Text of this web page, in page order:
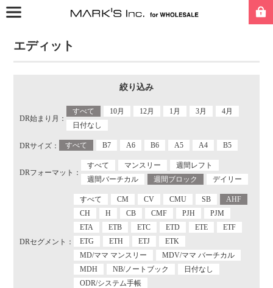
エディット
絞り込み
DR始まり月：
すべて 10月 12月 1月 3月
4月
日付なし
DRサイズ： すべて B7 A6 B6 A5 A4 B5
DRフォーマット：
すべて マンスリー
週間レフト
週間バーチカル
週間ブロック デイリー
DRセグメント：
すべて CM CV CMU SB
AHF
CH
H CB CMF PJH
PJM
ETA
ETB ETC ETD ETE
ETF
ETG
ETH ETJ
ETK
MD/ママ マンスリー
MDV/ママ バーチカル
MDH
NB/ノートブック
日付なし
ODR/システム手帳